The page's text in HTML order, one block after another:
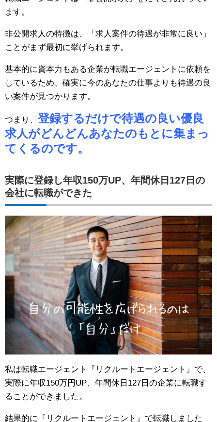
ます。
非公開求人の特徴は、「求人案件の待遇が非常に良い」
ことがまず最初に挙げられます。
基本的に資本力もある企業が転職エージェントに依頼を
しているため、確実に今のあなたの仕事よりも待遇の良
い案件が見つかります。
つまり、 登録するだけで待遇の良い優良
求人がどんどんあなたのもとに集まっ
てくるのです。
実際に登録し年収150万UP、年間休日127日の
会社に転職ができた
私は転職エージェント『リクルートエージェント』で、
実際に年収150万円UP、年間休日127日の企業に転職す
ることができました。
結果的に『リクルートエージェント』で転職しました